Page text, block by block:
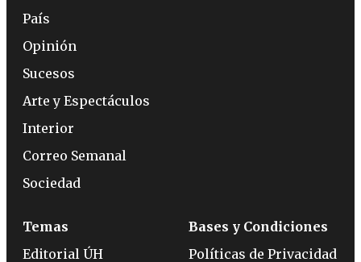
País
Opinión
Sucesos
Arte y Espectáculos
Interior
Correo Semanal
Sociedad
Temas
Editorial ÚH
Bases y Condiciones
Políticas de Privacidad